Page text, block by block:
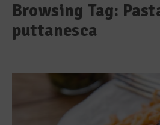
Browsing Tag:
puttanesca